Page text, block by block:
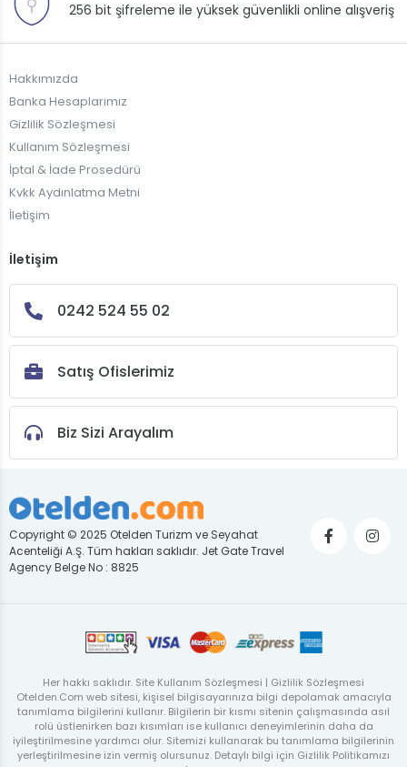
256 bit şifreleme ile yüksek güvenlikli online alışveriş
Hakkımızda
Banka Hesaplarımız
Gizlilik Sözleşmesi
Kullanım Sözleşmesi
İptal & İade Prosedürü
Kvkk Aydınlatma Metni
İletişim
İletişim
0242 524 55 02
Satış Ofislerimiz
Biz Sizi Arayalım
Copyright © 2025 Otelden Turizm ve Seyahat
Acenteliği A.Ş. Tüm hakları saklıdır. Jet Gate Travel
Agency Belge No : 8825
Her hakkı saklıdır. Site Kullanım Sözleşmesi | Gizlilik Sözleşmesi
Otelden.Com web sitesi, kişisel bilgisayarınıza bilgi depolamak amacıyla
tanımlama bilgilerini kullanır. Bilgilerin bir kısmı sitenin çalışmasında asıl
rolü üstlenirken bazı kısımları ise kullanıcı deneyimlerinin daha da
iyileştirilmesine yardımcı olur. Sitemizi kullanarak bu tanımlama bilgilerinin
yerleştirilmesine izin vermiş olursunuz. Detaylı bilgi için Gizlilik Politikamızı